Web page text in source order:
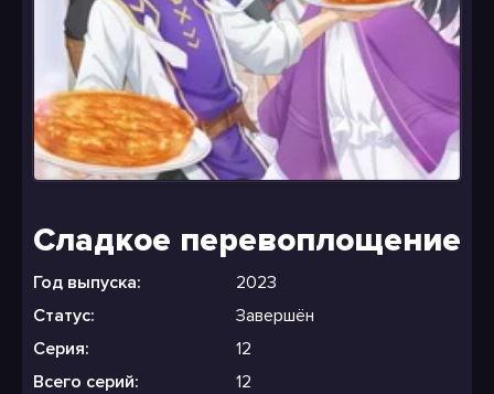
Сладкое перевоплощение
Год выпуска:
2023
Статус:
Завершён
Серия:
12
Всего серий:
12